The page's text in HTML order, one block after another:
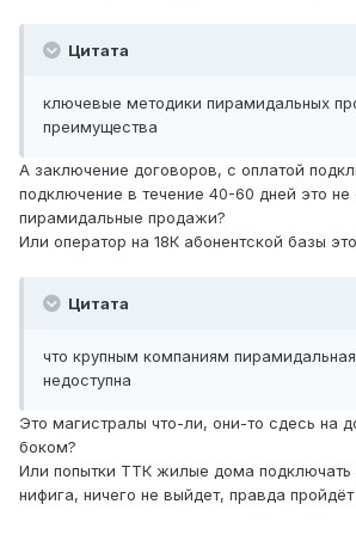
Цитата
ключевые методики пирамидальных
преимущества
А заключение договоров, с оплатой
подключение в течение 40-60 дней это не
пирамидальные продажи?
Или оператор на 18К абонентской базы
Цитата
что крупным компаниям
недоступна
Это магистралы что-ли, они-то сдесь на
боком?
Или попытки ТТК жилые дома подключать
нифига, ничего не выйдет, правда